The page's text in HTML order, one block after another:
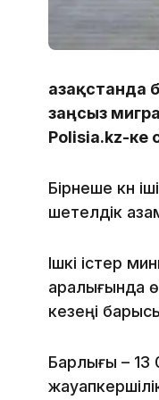
заңсыз
Polisia.kz-ке
Бірнеше күн
шетелдік
Ішкі істер
аралығында
кезеңі
Барлығы – 13